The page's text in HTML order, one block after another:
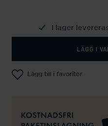
I lager
LÄGG I
Lägg till i favoriter